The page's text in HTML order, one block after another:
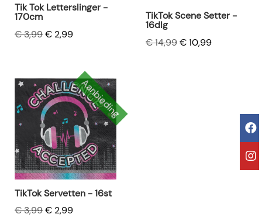
Tik Tok Letterslinger -
170cm
€ 3,99€ 2,99
TikTok Scene Setter -
16dlg
€ 14,99€ 10,99
Aanbieding
TikTok Servetten - 16st
€ 3,99€ 2,99